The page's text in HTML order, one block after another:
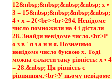
12&nbsp;&nbsp;&nbsp;&nbsp; х •
3 = 15&nbsp;&nbsp;&nbsp;&nbsp;
4 • х = 20<br><br>294. Невідоме
число помножили на 4 і дістали
28. Знайди невідоме число.<br>Р
о з в ' я з а н н я. Позначимо
невідоме число буквою х. Тоді
можна скласти таку рівність: х • 4
= 28.&nbsp; Ця рівність є
рівнянням.<br>У ньому невідоме